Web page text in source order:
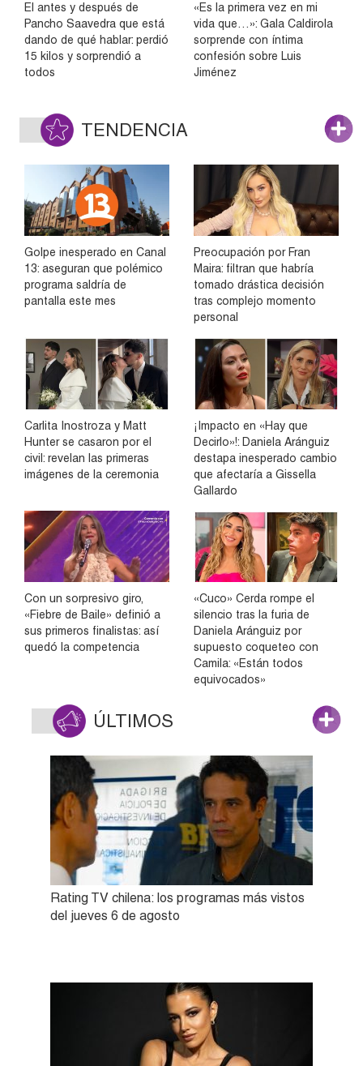
El antes y después de
Pancho Saavedra que está
dando de qué hablar: perdió
15 kilos y sorprendió a
todos
«Es la primera vez en mi
vida que…»: Gala Caldirola
sorprende con íntima
confesión sobre Luis
Jiménez
TENDENCIA
Golpe inesperado en Canal
13: aseguran que polémico
programa saldría de
pantalla este mes
Preocupación por Fran
Maira: filtran que habría
tomado drástica decisión
tras complejo momento
personal
Carlita Inostroza y Matt
Hunter se casaron por el
civil: revelan las primeras
imágenes de la ceremonia
¡Impacto en «Hay que
Decirlo»!: Daniela Aránguiz
destapa inesperado cambio
que afectaría a Gissella
Gallardo
Con un sorpresivo giro,
«Fiebre de Baile» definió a
sus primeros finalistas: así
quedó la competencia
«Cuco» Cerda rompe el
silencio tras la furia de
Daniela Aránguiz por
supuesto coqueteo con
Camila: «Están todos
equivocados»
ÚLTIMOS
Rating TV chilena: los programas más vistos
del jueves 6 de agosto